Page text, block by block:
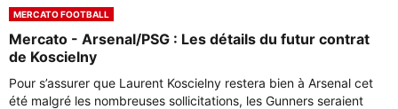
MERCATO FOOTBALL
Mercato - Arsenal/PSG : Les détails du futur contrat
de Koscielny
Pour s’assurer que Laurent Koscielny restera bien à Arsenal cet
été malgré les nombreuses sollicitations, les Gunners seraient